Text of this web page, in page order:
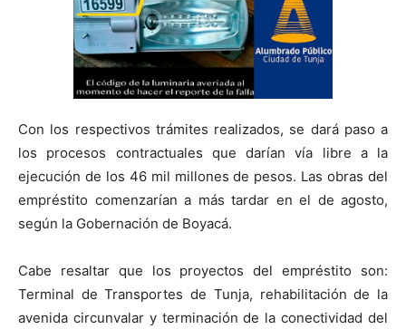
Con los respectivos trámites realizados, se dará paso a
los procesos contractuales que darían vía libre a la
ejecución de los 46 mil millones de pesos. Las obras del
empréstito comenzarían a más tardar en el de agosto,
según la Gobernación de Boyacá.
Cabe resaltar que los proyectos del empréstito son:
Terminal de Transportes de Tunja, rehabilitación de la
avenida circunvalar y terminación de la conectividad del